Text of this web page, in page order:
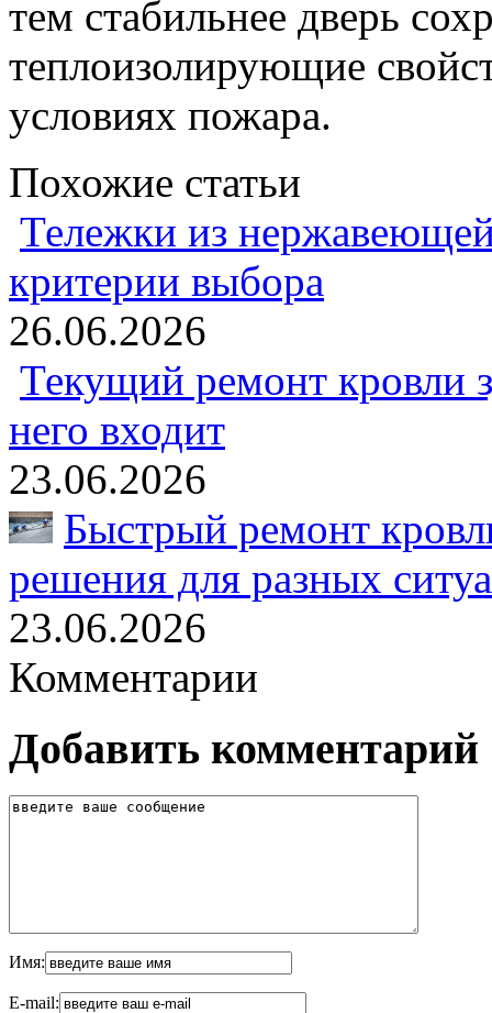
тем стабильнее дверь
теплоизолирующие
условиях пожара.
Похожие статьи
Тележки из
критерии выбора
26.06.2026
Текущий ремонт кровли
него входит
23.06.2026
Быстрый ремонт
решения для разных
23.06.2026
Комментарии
Добавить комментарий
Имя:
E-mail: